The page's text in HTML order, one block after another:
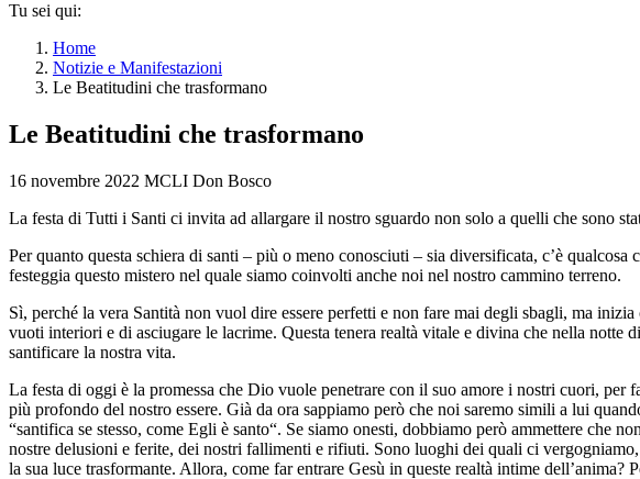
Tu sei qui:
Home
Notizie e Manifestazioni
Le Beatitudini che trasformano
Le Beatitudini che trasformano
16 novembre 2022 MCLI Don Bosco
La festa di Tutti i Santi ci invita ad allargare il nostro sguardo non solo a quelli che sono
Per quanto questa schiera di santi – più o meno conosciuti – sia diversificata, c’è
festeggia questo mistero nel quale siamo coinvolti anche noi nel nostro cammino terreno.
Sì, perché la vera Santità non vuol dire essere perfetti e non fare mai degli sbagli, ma
vuoti interiori e di asciugare le lacrime. Questa tenera realtà vitale e divina che nella notte
santificare la nostra vita.
La festa di oggi è la promessa che Dio vuole penetrare con il suo amore i nostri cuori, per
più profondo del nostro essere. Già da ora sappiamo però che noi saremo simili a lui
“santifica se stesso, come Egli è santo“. Se siamo onesti, dobbiamo però ammettere che
nostre delusioni e ferite, dei nostri fallimenti e rifiuti. Sono luoghi dei quali ci
la sua luce trasformante. Allora, come far entrare Gesù in queste realtà intime